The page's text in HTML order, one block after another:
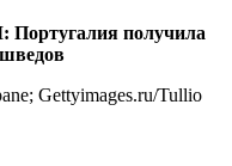
Португалия получила
Gettyimages.ru/Tullio